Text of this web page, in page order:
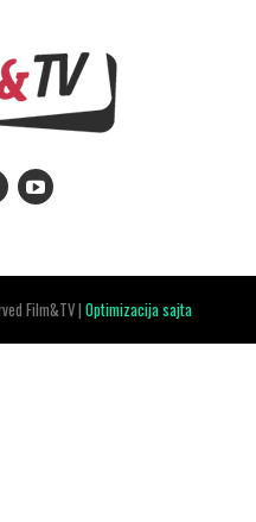
Film&TV |Optimizacija sajta